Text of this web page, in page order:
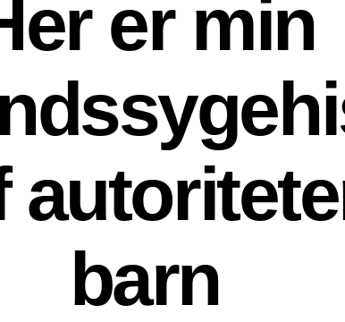
er min
barn